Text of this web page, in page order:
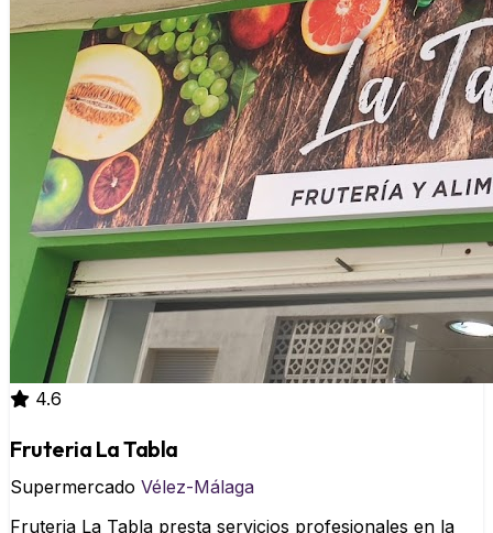
4.6
Fruteria La Tabla
Supermercado Vélez-Málaga
Fruteria La Tabla presta servicios profesionales en la